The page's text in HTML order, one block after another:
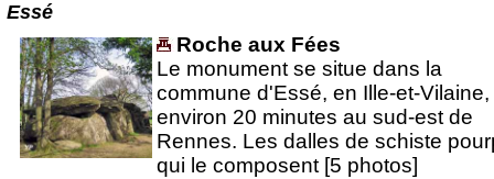
Essé
Roche aux Fées
Le monument se situe dans la
commune d'Essé, en Ille-et-Vilaine,
environ 20 minutes au sud-est de
Rennes. Les dalles de schiste
qui le composent [5 photos]